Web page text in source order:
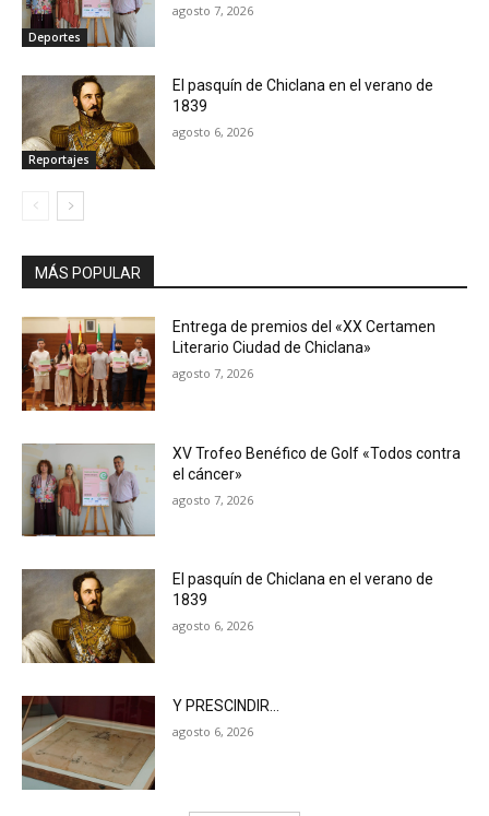
Deportes
agosto 7, 2026
Reportajes
El pasquín de Chiclana en el verano de
1839
agosto 6, 2026
MÁS POPULAR
Entrega de premios del «XX Certamen
Literario Ciudad de Chiclana»
agosto 7, 2026
XV Trofeo Benéfico de Golf «Todos contra
el cáncer»
agosto 7, 2026
El pasquín de Chiclana en el verano de
1839
agosto 6, 2026
Y PRESCINDIR…
agosto 6, 2026